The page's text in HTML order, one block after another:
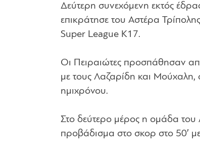
Δεύτερη συνεχόμενη εκτός
επικράτησε του Αστέρα
Super League K17.
Οι Πειραιώτες προσπάθησαν από
με τους Λαζαρίδη και Μούχαλη,
ημιχρόνου.
Στο δεύτερο μέρος η ομάδα
προβάδισμα στο σκορ στο 50′